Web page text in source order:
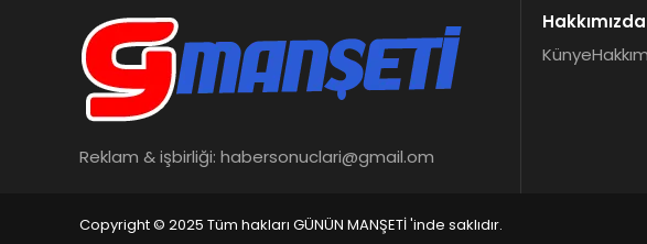
Reklam & işbirliği: habersonuclari@gmail.om
Hakkımızda
Künye
Copyright © 2025 Tüm hakları GÜNÜN MANŞETİ 'inde saklıdır.